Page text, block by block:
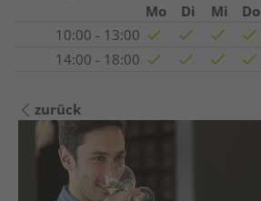
Mo
Di Mi Do
10:00 - 13:00
14:00 - 18:00
zurück